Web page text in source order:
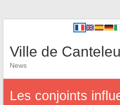
Ville de Canteleu
News
Les conjoints